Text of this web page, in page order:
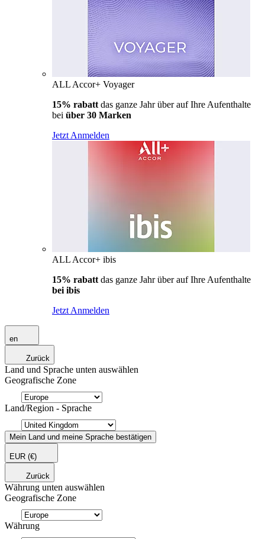
ALL Accor+ Voyager
15% rabatt das ganze Jahr über auf Ihre Aufenthalte
bei über 30 Marken
Jetzt Anmelden
ALL Accor+ ibis
15% rabatt das ganze Jahr über auf Ihre Aufenthalte
bei ibis
Jetzt Anmelden
en
Zurück
Land und Sprache unten auswählen
Geografische Zone
Land/Region - Sprache
Mein Land und meine Sprache bestätigen
EUR (€)
Zurück
Währung unten auswählen
Geografische Zone
Währung